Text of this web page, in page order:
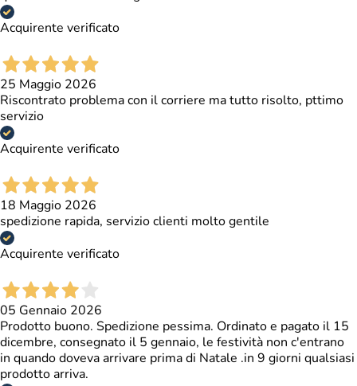
Acquirente verificato
25 Maggio 2026
Riscontrato problema con il corriere ma tutto risolto, pttimo
servizio
Acquirente verificato
18 Maggio 2026
spedizione rapida, servizio clienti molto gentile
Acquirente verificato
05 Gennaio 2026
Prodotto buono. Spedizione pessima. Ordinato e pagato il 15
dicembre, consegnato il 5 gennaio, le festività non c'entrano
in quando doveva arrivare prima di Natale .in 9 giorni qualsiasi
prodotto arriva.